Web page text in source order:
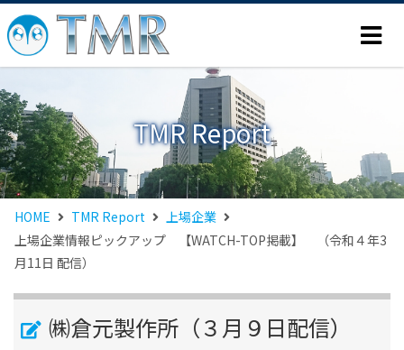
TMR Report
HOME TMR Report
上場企業
上場企業情報ピックアップ 【WATCH-TOP掲載】 （令和４年3
月11日 配信）
㈱倉元製作所（３月９日配信）